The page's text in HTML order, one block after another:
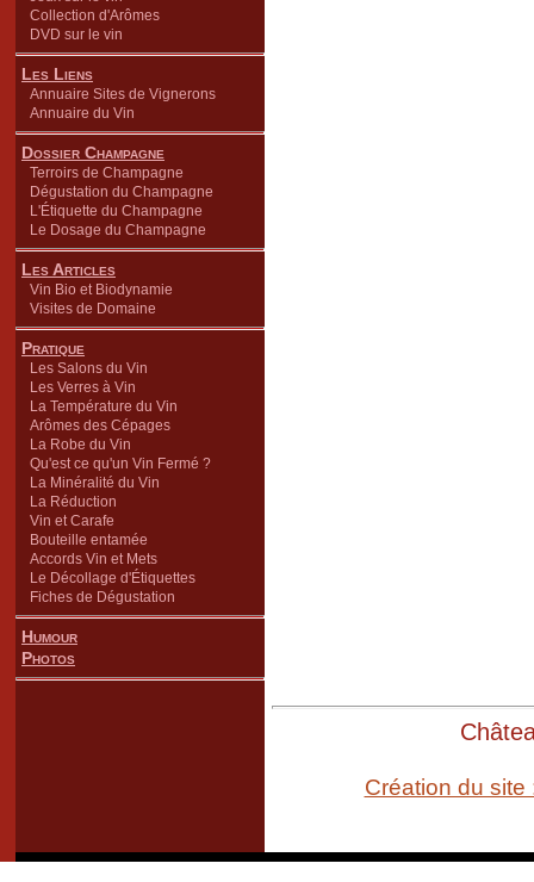
Collection d'Arômes
DVD sur le vin
Les Liens
Annuaire Sites de Vignerons
Annuaire du Vin
Dossier Champagne
Terroirs de Champagne
Dégustation du Champagne
L'Étiquette du Champagne
Le Dosage du Champagne
Les Articles
Vin Bio et Biodynamie
Visites de Domaine
Pratique
Les Salons du Vin
Les Verres à Vin
La Température du Vin
Arômes des Cépages
La Robe du Vin
Qu'est ce qu'un Vin Fermé ?
La Minéralité du Vin
La Réduction
Vin et Carafe
Bouteille entamée
Accords Vin et Mets
Le Décollage d'Étiquettes
Fiches de Dégustation
Humour
Photos
Création du site